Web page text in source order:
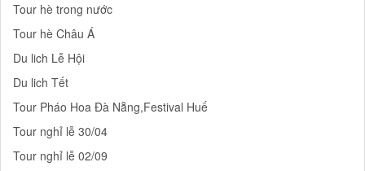
Tour hè trong nước
Tour hè Châu Á
Du lich Lễ Hội
Du lich Tết
Tour Pháo Hoa Đà Nẵng,Festival Huế
Tour nghỉ lễ 30/04
Tour nghỉ lễ 02/09